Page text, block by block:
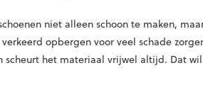
niet alleen schoon te maken,
opbergen voor veel schade
het materiaal vrijwel altijd. Dat